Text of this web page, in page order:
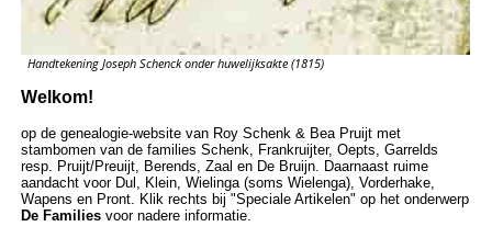
Handtekening Joseph Schenck onder huwelijksakte (1815)
Welkom!
op de genealogie-website van Roy Schenk & Bea Pruijt met
stambomen van de families Schenk, Frankruijter, Oepts, Garrelds
resp. Pruijt/Preuijt, Berends, Zaal en De Bruijn. Daarnaast ruime
aandacht voor Dul, Klein, Wielinga (soms Wielenga), Vorderhake,
Wapens en Pront. Klik rechts bij "Speciale Artikelen" op het onderwerp
De Families voor nadere informatie.